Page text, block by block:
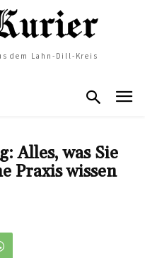
dem Lahn-Dill-Kreis
Alles, was Sie
Praxis wissen